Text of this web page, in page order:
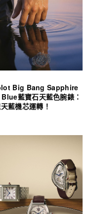
Big Bang Sapphire
藍寶石天藍色腕錶：
藍機芯運轉！